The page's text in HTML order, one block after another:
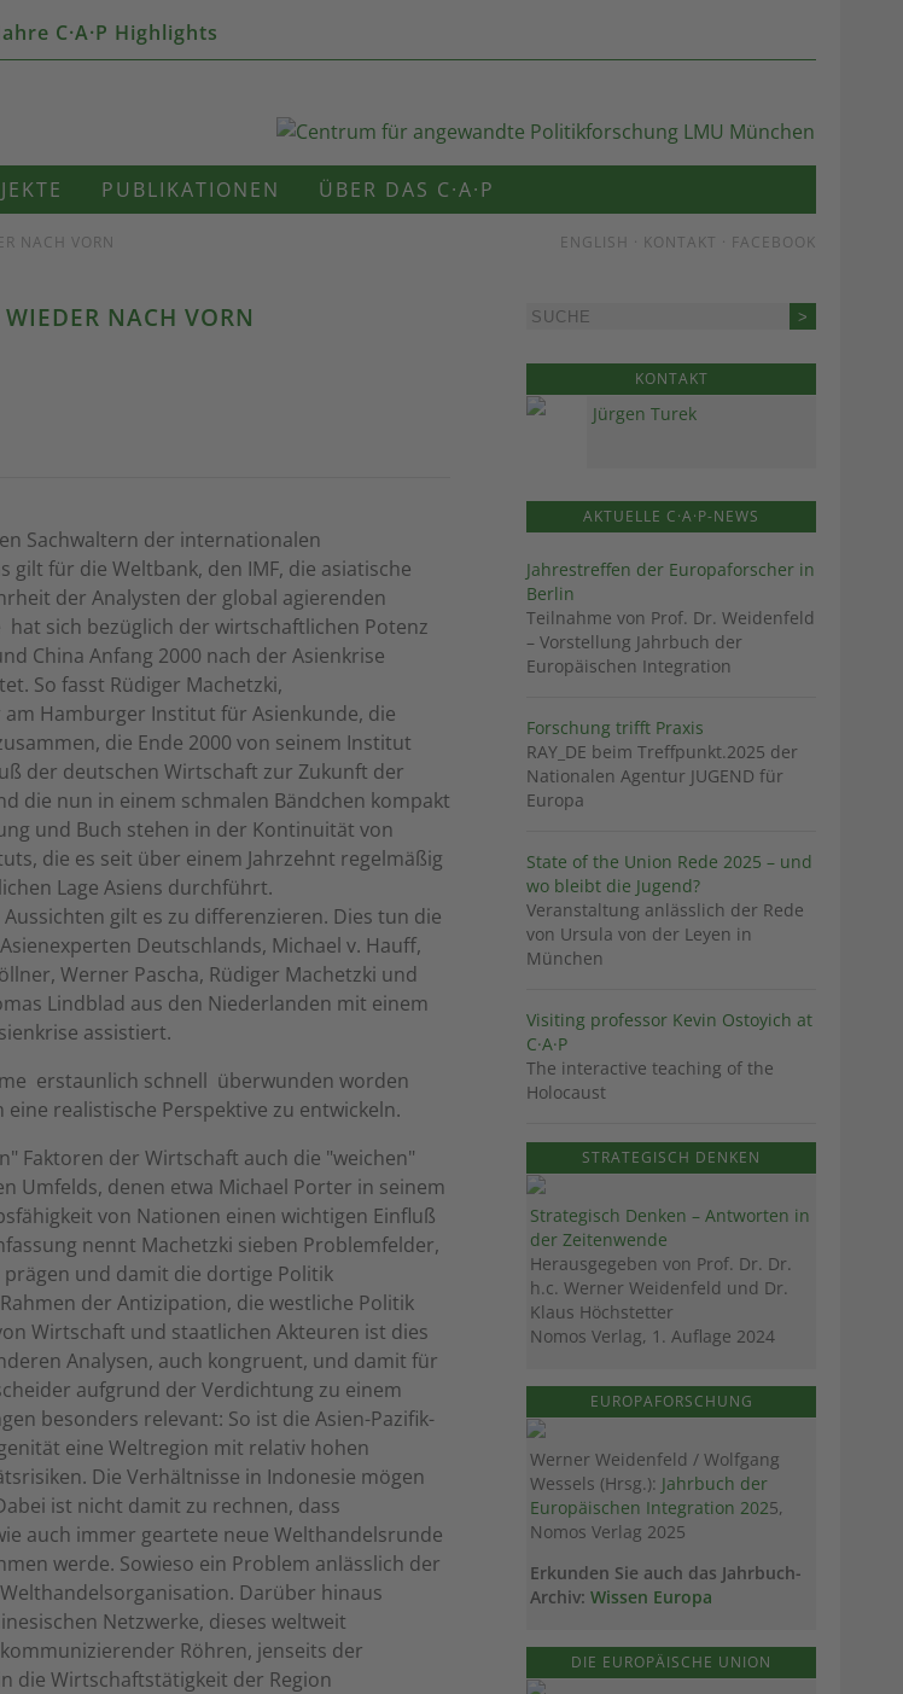
C·A·P Highlights
PUBLIKATIONEN ÜBER DAS C·A·P
NACH VORN ENGLISH · KONTAKT · FACEBOOK
NACH VORN
Sachwaltern der internationalen
gilt für die Weltbank, den IMF, die asiatische
der Analysten der global agierenden
hat sich bezüglich der wirtschaftlichen Potenz
China Anfang 2000 nach der Asienkrise
So fasst Rüdiger Machetzki,
Hamburger Institut für Asienkunde, die
die Ende 2000 von seinem Institut
der deutschen Wirtschaft zur Zukunft der
die nun in einem schmalen Bändchen kompakt
und Buch stehen in der Kontinuität von
die es seit über einem Jahrzehnt regelmäßig
Lage Asiens durchführt.
gilt es zu differenzieren. Dies tun die
Deutschlands, Michael v. Hauff,
Werner Pascha, Rüdiger Machetzki und
Lindblad aus den Niederlanden mit einem
assistiert.
 erstaunlich schnell  überwunden worden
realistische Perspektive zu entwickeln.
Faktoren der Wirtschaft auch die "weichen"
Umfelds, denen etwa Michael Porter in seinem
von Nationen einen wichtigen Einfluß
nennt Machetzki sieben Problemfelder,
und damit die dortige Politik
der Antizipation, die westliche Politik
Wirtschaft und staatlichen Akteuren ist dies
Analysen, auch kongruent, und damit für
aufgrund der Verdichtung zu einem
besonders relevant: So ist die Asien-Pazifik-
eine Weltregion mit relativ hohen
Die Verhältnisse in Indonesie mögen
ist nicht damit zu rechnen, dass
auch immer geartete neue Welthandelsrunde
werde. Sowieso ein Problem anlässlich der
Darüber hinaus
Netzwerke, dieses weltweit
Röhren, jenseits der
die Wirtschaftstätigkeit der Region
KONTAKT
Jürgen Turek
AKTUELLE C·A·P-NEWS
Jahrestreffen der Europaforscher in
Berlin
Teilnahme von Prof. Dr. Weidenfeld
– Vorstellung Jahrbuch der
Europäischen Integration
Forschung trifft Praxis
RAY_DE beim Treffpunkt.2025 der
Nationalen Agentur JUGEND für
Europa
State of the Union Rede 2025 – und
wo bleibt die Jugend?
Veranstaltung anlässlich der Rede
von Ursula von der Leyen in
München
Visiting professor Kevin Ostoyich at
C·A·P
The interactive teaching of the
Holocaust
STRATEGISCH DENKEN
Strategisch Denken – Antworten in
der Zeitenwende
Herausgegeben von Prof. Dr. Dr.
h.c. Werner Weidenfeld und Dr.
Klaus Höchstetter
Nomos Verlag, 1. Auflage 2024
EUROPAFORSCHUNG
Werner Weidenfeld / Wolfgang
Wessels (Hrsg.): Jahrbuch der
Europäischen Integration 2025,
Nomos Verlag 2025
Erkunden Sie auch das Jahrbuch-
Archiv: Wissen Europa
DIE EUROPÄISCHE UNION